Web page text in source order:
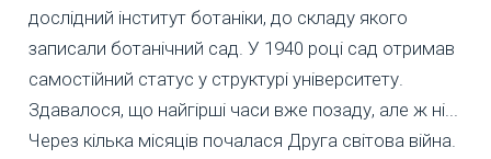
дослідний інститут ботаніки, до складу якого
записали ботанічний сад. У 1940 році сад отримав
самостійний статус у структурі університету.
Здавалося, що найгірші часи вже позаду, але ж ні...
Через кілька місяців почалася Друга світова війна.